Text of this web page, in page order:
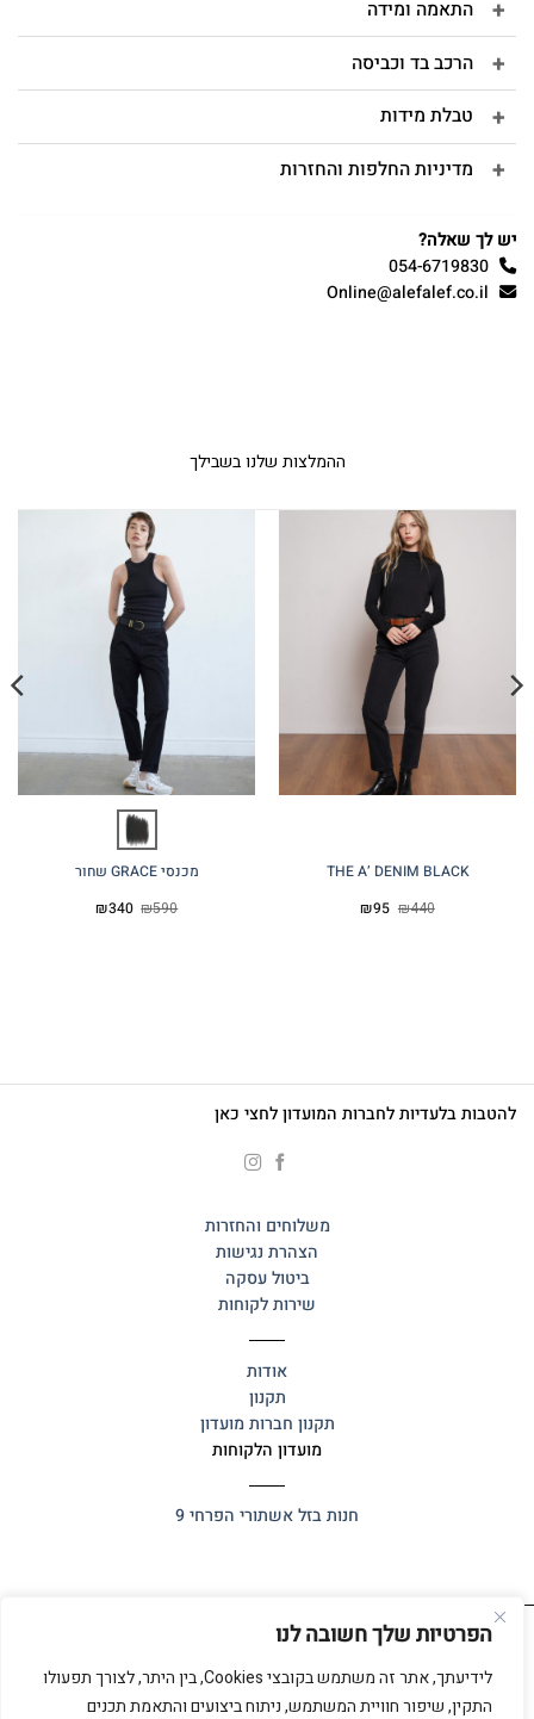
הפרטיות שלך חשובה לנו
לידיעתך, אתר זה משתמש בקובצי Cookies, בין היתר, לצורך תפעולו
התקין, שיפור חוויית המשתמש, ניתוח ביצועים והתאמת תכנים
התאמה ומידה
הרכב בד וכביסה
טבלת מידות
מדיניות החלפות והחזרות
יש לך שאלה?
054-6719830
Online@alefalef.co.il
ההמלצות שלנו בשבילך
THE A’ DENIM BLACK
₪440 המחיר
₪95 המחיר
מכנסי GRACE שחור
₪590 המחיר
₪340 המחיר
להטבות בלעדיות לחברות המועדון לחצי כאן
משלוחים והחזרות
הצהרת נגישות
ביטול עסקה
שירות לקוחות
אודות
תקנון
תקנון חברות מועדון
מועדון הלקוחות
חנות בזלאשתורי הפרחי 9
כל הזכויות שמורות 2025 © אלף אלף